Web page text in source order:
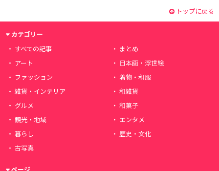
トップに戻る
カテゴリー
すべての記事
まとめ
アート
日本画・浮世絵
ファッション
着物・和服
雑貨・インテリア
和雑貨
グルメ
和菓子
観光・地域
エンタメ
暮らし
歴史・文化
古写真